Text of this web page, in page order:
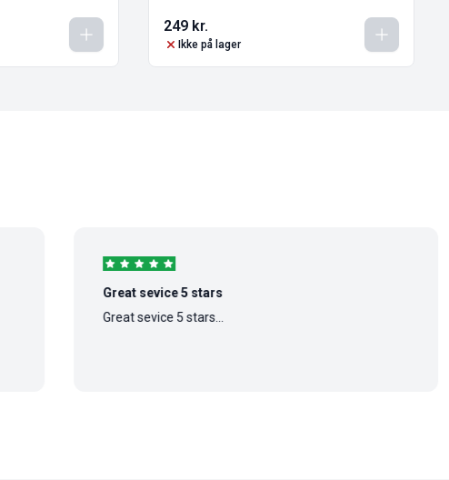
249 kr.
Ikke på lager
Great sevice 5 stars
Great sevice 5 stars...